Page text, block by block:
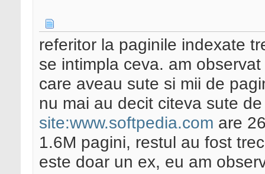
referitor la paginile indexate
se intimpla ceva. am
care aveau sute si mii de
nu mai au decit citeva sute
site:www.softpedia.com are
1.6M pagini, restul au fost
este doar un ex, eu am